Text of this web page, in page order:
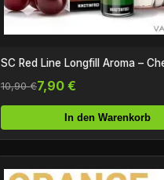
SC Red Line Longfill Aroma –
10,90 €7,90 €
In den Warenkorb